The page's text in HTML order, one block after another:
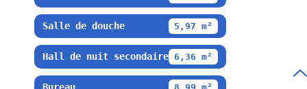
Salle de douche 5,97 m²
Hall de nuit secondaire 6,36 m²